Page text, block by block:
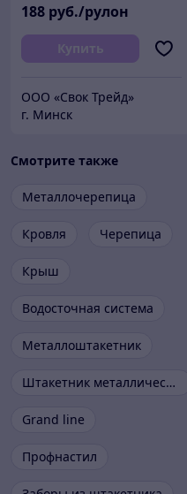
188 руб./рулон
Купить
ООО «Свок Трейд»
г. Минск
Смотрите также
Металлочерепица
Кровля Черепица
Крыш
Водосточная система
Металлоштакетник
Штакетник металлический
Grand line
Профнастил